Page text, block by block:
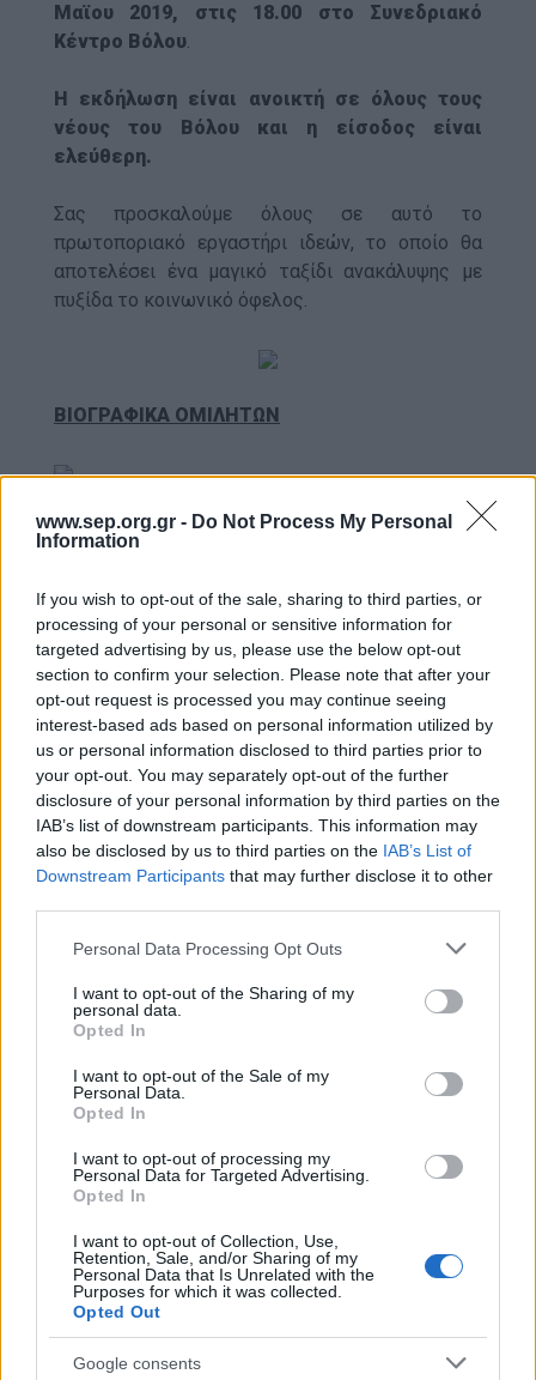
www.sep.org.gr - Do Not Process My Personal
Information
If you wish to opt-out of the sale, sharing to third parties, or
processing of your personal or sensitive information for
targeted advertising by us, please use the below opt-out
section to confirm your selection. Please note that after your
opt-out request is processed you may continue seeing
interest-based ads based on personal information utilized by
us or personal information disclosed to third parties prior to
your opt-out. You may separately opt-out of the further
disclosure of your personal information by third parties on the
IAB’s list of downstream participants. This information may
also be disclosed by us to third parties on the IAB’s List of
Downstream Participants that may further disclose it to other
Please note that this website/app uses one or more Google
not limited to your visit or usage behaviour. You may click to
grant or deny consent to Google and its third-party tags to
use your data for below specified purposes in below Google
consent section.
Personal Data Processing Opt Outs
I want to opt-out of the Sharing of my
personal data.
Opted In
I want to opt-out of the Sale of my
Personal Data.
Opted In
I want to opt-out of processing my
Personal Data for Targeted Advertising.
Opted In
I want to opt-out of Collection, Use,
Retention, Sale, and/or Sharing of my
Personal Data that Is Unrelated with the
Purposes for which it was collected.
Opted Out
Google consents
Μαϊου 2019, στις 18.00 στο Συνεδριακό
Κέντρο Βόλου.
Η εκδήλωση είναι ανοικτή σε όλους τους
νέους του Βόλου και η είσοδος είναι
ελεύθερη.
Σας προσκαλούμε όλους σε αυτό το
πρωτοποριακό εργαστήρι ιδεών, το οποίο θα
αποτελέσει ένα μαγικό ταξίδι ανακάλυψης με
πυξίδα το κοινωνικό όφελος.
ΒΙΟΓΡΑΦΙΚΑ ΟΜΙΛΗΤΩΝ
Έξι δεκαετίες στο πόδι, ταξιδεύει στο ποδήλατο
Περιπλανιέται φερέοικος, τυχοδιώκτης,
ακόρεστα περίεργος, γυρεύοντας τον πλούτο
τής γύμνιας, την αφθονία του ελάχιστου, την
αφτιασίδωτη λακωνική πληρότητα.
Όσο μεγαλώνει ξεφλουδίζει μία μία τις πλαστές
επιστρώσεις του βίου και γράφει το βιογραφικό
του σβήνοντας.
Παλεύει να αδράξει τη ζωή σε μία λέξη. Δρόμος.
Ίσως Θάλασσα.
γεννήθηκε στο Επταπύργιο της Θεσσαλονίκης
στις 14 Ιουλίου του 1977. Περάτωσε τις
εγκύκλιες σπουδές του και εισήχθη στην
Ανωτέρα Εκκλησιαστική Σχολή Θεσσαλονίκης
ενώ μετά την εκπλήρωση των στρατιωτικών
του υποχρεώσεων, σαν έφεδρος υπαξιωματικός
θεολογίας της θεολογικής σχολής του
Αριστοτελείου πανεπιστημίου Θεσσαλονίκης.
μεγάλου αγγελικού τάγματος, τον Νοέμβριο του
ιδίου έτους χειροτονείται διάκονος, ενώ τον
Μάρτιο του 2003 χειροτονείται πρεσβύτερος,
ακόλουθως το 2004 λαμβάνει το οφίκιο του
Αρχιμανδρίτου από τον Σεβασμιώτατο